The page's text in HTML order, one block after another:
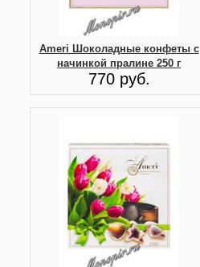
Ameri Шоколадные конфеты с
начинкой пралине 250 г
770 руб.